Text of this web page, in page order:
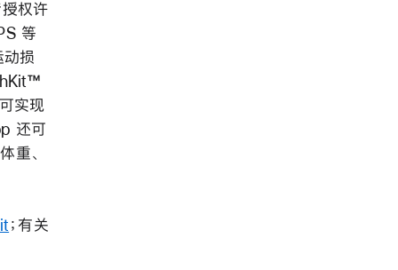
权许
等
动损
实现
还可
重、
；有关